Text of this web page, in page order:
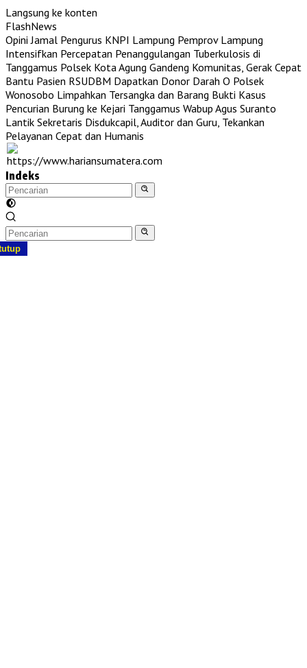
Langsung ke konten
FlashNews
Opini Jamal Pengurus KNPI Lampung Pemprov Lampung
Intensifkan Percepatan Penanggulangan Tuberkulosis di
Tanggamus Polsek Kota Agung Gandeng Komunitas, Gerak Cepat
Bantu Pasien RSUDBM Dapatkan Donor Darah O Polsek
Wonosobo Limpahkan Tersangka dan Barang Bukti Kasus
Pencurian Burung ke Kejari Tanggamus Wabup Agus Suranto
Lantik Sekretaris Disdukcapil, Auditor dan Guru, Tekankan
Pelayanan Cepat dan Humanis
Indeks